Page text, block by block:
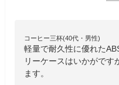
コーヒー三杯(40代・男性)
軽量で耐久性に優れた
リーケースはいかがです
ます。